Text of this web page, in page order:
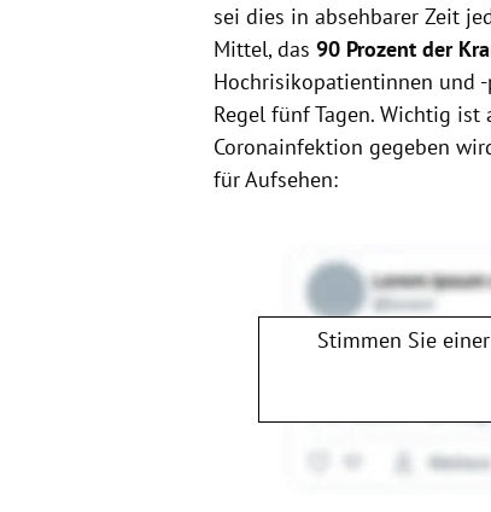
sei dies in absehbarer Zeit
Mittel, das 90 Prozent der
Hochrisikopatientinnen und
Regel fünf Tagen. Wichtig
Coronainfektion gegeben
für Aufsehen:
Stimmen Sie